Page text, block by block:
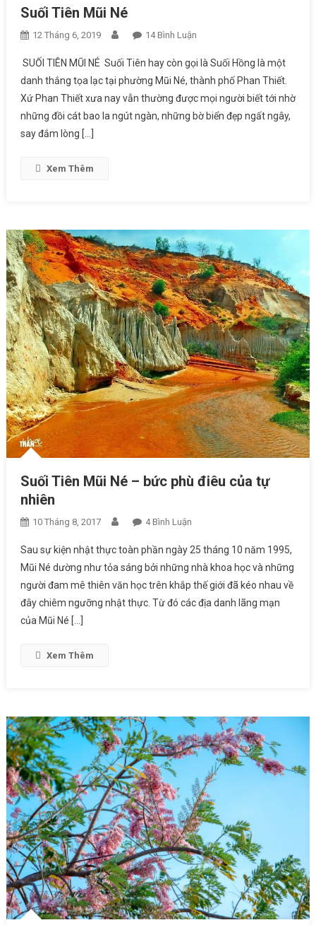
Suối Tiên Mũi Né
12 Tháng 6, 2019 14 Bình Luận
SUỐI TIÊN MŨI NÉ Suối Tiên hay còn gọi là Suối Hồng là một
danh thắng tọa lạc tại phường Mũi Né, thành phố Phan Thiết.
Xứ Phan Thiết xưa nay vẫn thường được mọi người biết tới nhờ
những đồi cát bao la ngút ngàn, những bờ biển đẹp ngất ngây,
say đắm lòng […]
Xem Thêm
Suối Tiên Mũi Né – bức phù điêu của tự
nhiên
10 Tháng 8, 2017 4 Bình Luận
Sau sự kiện nhật thực toàn phần ngày 25 tháng 10 năm 1995,
Mũi Né dường như tỏa sáng bởi những nhà khoa học và những
người đam mê thiên văn học trên khắp thế giới đã kéo nhau về
đây chiêm ngưỡng nhật thực. Từ đó các địa danh lãng mạn
của Mũi Né […]
Xem Thêm